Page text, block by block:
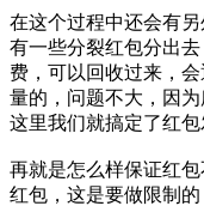
在这个过程中还会有
有一些分裂红包分出
费，可以回收过来，
量的，问题不大，因
这里我们就搞定了红包
再就是怎么样保证红
红包，这是要做限制